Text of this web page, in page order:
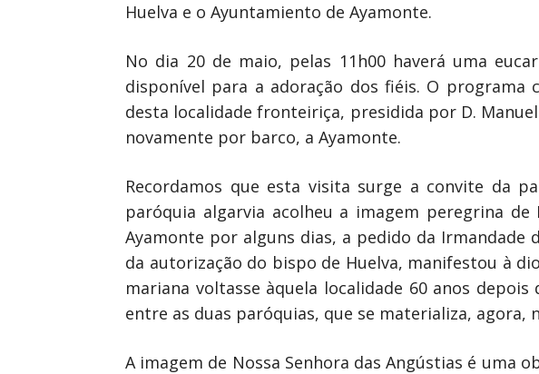
Huelva e o Ayuntamiento de Ayamonte.
No dia 20 de maio, pelas 11h00 haverá uma
disponível para a adoração dos fiéis. O programa
desta localidade fronteiriça, presidida por D.
novamente por barco, a Ayamonte.
Recordamos que esta visita surge a convite da
paróquia algarvia acolheu a imagem peregrina
Ayamonte por alguns dias, a pedido da Irmandade
da autorização do bispo de Huelva, manifestou à
mariana voltasse àquela localidade 60 anos
entre as duas paróquias, que se materializa, agora,
A imagem de Nossa Senhora das Angústias é uma